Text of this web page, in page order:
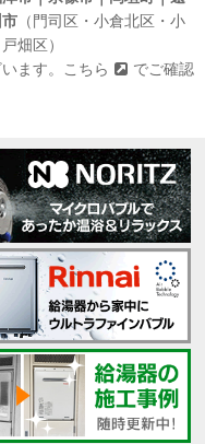
（門司区・小倉北区・小
畑区）
ます。
こちら
でご確認